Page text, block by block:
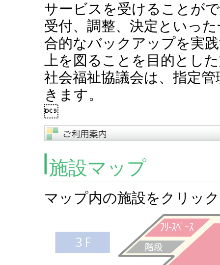
サービスを受けることが
受付、調整、決定といっ
合的なバックアップを実
上を図ることを目的とし
社会福祉協議会は、指定
きます。

施設マップ
マップ内の施設をクリッ